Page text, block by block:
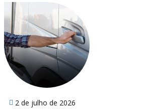
2 de julho de 2026